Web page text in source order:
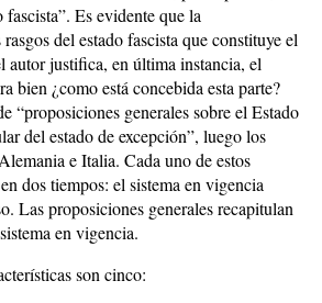
fascista”. Es evidente que la
del estado fascista que constituye el
autor justifica, en última instancia, el
bien ¿como está concebida esta parte?
“proposiciones generales sobre el Estado
del estado de excepción”, luego los
e Italia. Cada uno de estos
dos tiempos: el sistema en vigencia
Las proposiciones generales recapitulan
en vigencia.
son cinco: